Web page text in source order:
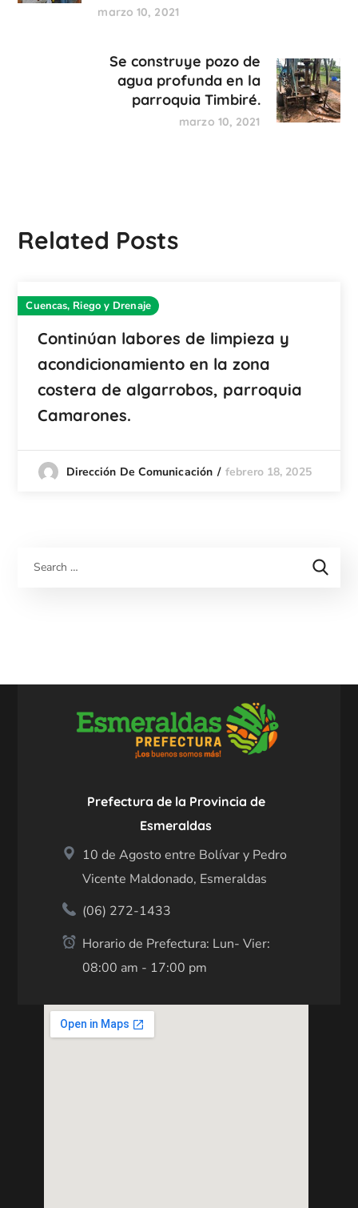
marzo 10, 2021
Se construye pozo de
agua profunda en la
parroquia Timbiré.
marzo 10, 2021
Related Posts
Cuencas, Riego y Drenaje
Continúan labores de limpieza y
acondicionamiento en la zona
costera de algarrobos, parroquia
Camarones.
Dirección De Comunicación febrero 18, 2025
Prefectura de la Provincia de
Esmeraldas
10 de Agosto entre Bolívar y Pedro
Vicente Maldonado, Esmeraldas
(06) 272-1433
Horario de Prefectura: Lun- Vier:
08:00 am - 17:00 pm